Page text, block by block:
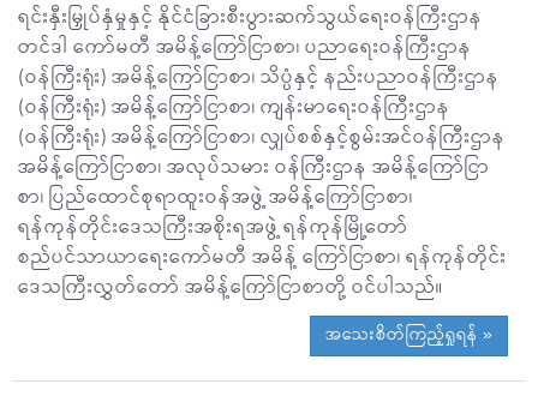
ရင်းနှီးမြှုပ်နှံမှုနှင့် နိုင်ငံခြားစီးပွားဆက်သွယ်ရေးဝန်ကြီးဌာန
တင်ဒါ ကော်မတီ အမိန့်ကြော်ငြာစာ၊ ပညာရေးဝန်ကြီးဌာန
(ဝန်ကြီးရုံး) အမိန့်ကြော်ငြာစာ၊ သိပ္ပံနှင့် နည်းပညာဝန်ကြီးဌာန
(ဝန်ကြီးရုံး) အမိန့်ကြော်ငြာစာ၊ ကျန်းမာရေးဝန်ကြီးဌာန
(ဝန်ကြီးရုံး) အမိန့်ကြော်ငြာစာ၊ လျှပ်စစ်နှင့်စွမ်းအင်ဝန်ကြီးဌာန
အမိန့်ကြော်ငြာစာ၊ အလုပ်သမား ဝန်ကြီးဌာန အမိန့်ကြော်ငြာ
စာ၊ ပြည်ထောင်စုရာထူးဝန်အဖွဲ့ အမိန့်ကြော်ငြာစာ၊
ရန်ကုန်တိုင်းဒေသကြီးအစိုးရအဖွဲ့ ရန်ကုန်မြို့တော်
စည်ပင်သာယာရေးကော်မတီ အမိန့် ကြော်ငြာစာ၊ ရန်ကုန်တိုင်း
ဒေသကြီးလွှတ်တော် အမိန့်ကြော်ငြာစာတို့ ဝင်ပါသည်။
အသေးစိတ်ကြည့်ရှုရန် »